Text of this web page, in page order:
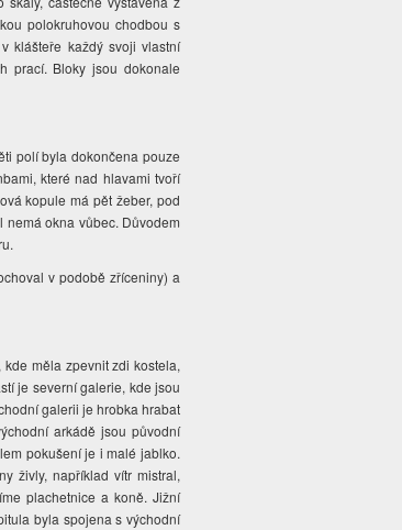
polokruhovou chodbou s
klášteře každý svoji vlastní
prací. Bloky jsou dokonale
polí byla dokončena pouze
které nad hlavami tvoří
kopule má pět žeber, pod
nemá okna vůbec. Důvodem
v podobě zříceniny) a
měla zpevnit zdi kostela,
je severní galerie, kde jsou
galerii je hrobka hrabat
arkádě jsou původní
pokušení je i malé jablko.
živly, například vítr mistral,
plachetnice a koně. Jižní
byla spojena s východní